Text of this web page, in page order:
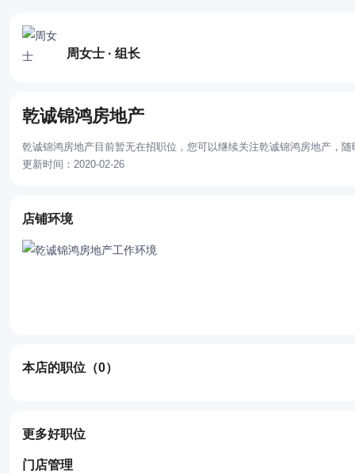
周女士 · 组长
乾诚锦鸿房地产
乾诚锦鸿房地产目前暂无在招职位，您可以继续关注乾诚锦鸿房地产，
更新时间：2020-02-26
店铺环境
本店的职位 （0）
更多好职位
门店管理